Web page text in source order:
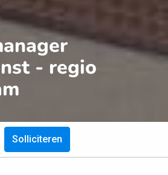
- regio
Solliciteren